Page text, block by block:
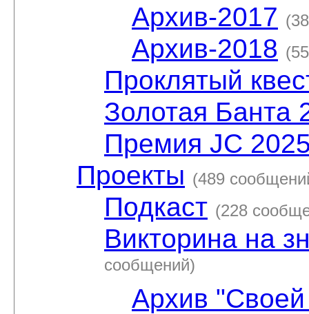
Архив-2017
Архив-2018
Проклятый
Золотая Банта
Премия JC
Проекты (489
Подкаст (228
Викторина на
сообщений)
Архив